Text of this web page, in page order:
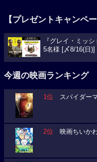
【プレゼントキャンペ
『グレイ・ミッ
5名様 [〆8/16(日)]
今週の映画ランキング
1位 スパイダー
2位 映画ちいか